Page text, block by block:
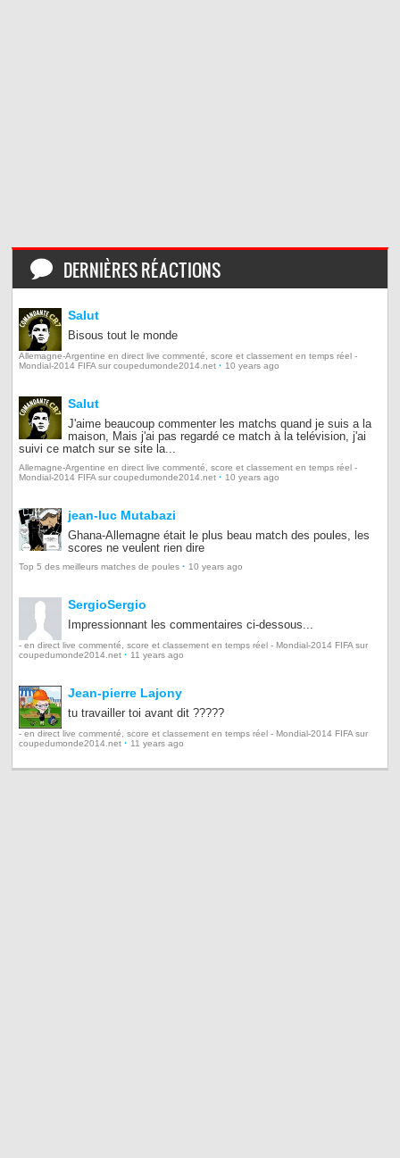
DERNIÈRES RÉACTIONS
Salut
Bisous tout le monde
Allemagne-Argentine en direct live commenté, score et classement en temps réel -
Mondial-2014 FIFA sur coupedumonde2014.net · 10 years ago
Salut
J'aime beaucoup commenter les matchs quand je suis a la
maison, Mais j'ai pas regardé ce match à la telévision, j'ai
suivi ce match sur se site la...
Allemagne-Argentine en direct live commenté, score et classement en temps réel -
Mondial-2014 FIFA sur coupedumonde2014.net · 10 years ago
jean-luc Mutabazi
Ghana-Allemagne était le plus beau match des poules, les
scores ne veulent rien dire
Top 5 des meilleurs matches de poules · 10 years ago
SergioSergio
Impressionnant les commentaires ci-dessous...
- en direct live commenté, score et classement en temps réel - Mondial-2014 FIFA sur
coupedumonde2014.net · 11 years ago
Jean-pierre Lajony
tu travailler toi avant dit ?????
- en direct live commenté, score et classement en temps réel - Mondial-2014 FIFA sur
coupedumonde2014.net · 11 years ago